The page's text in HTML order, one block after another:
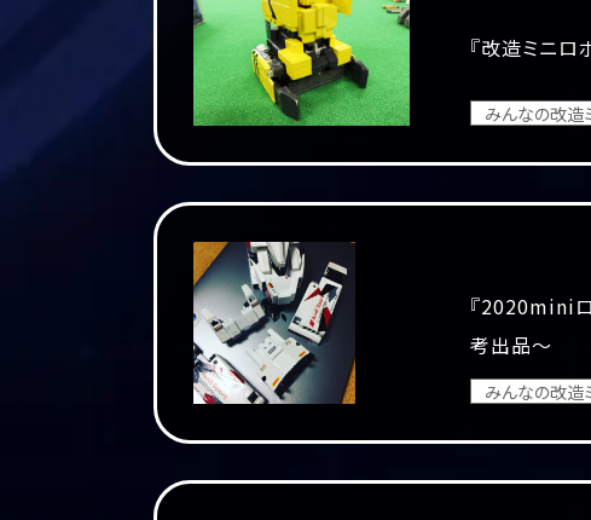
『改造ミニ
みんなの改造
『2020mini
考出品～
みんなの改造